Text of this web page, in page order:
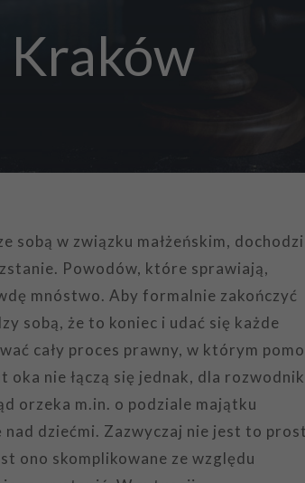
Kraków
sobą w związku małżeńskim, dochodzi
Powodów, które sprawiają,
mnóstwo. Aby formalnie zakończyć
sobą, że to koniec i udać się każde
cały proces prawny, w którym
nie łączą się jednak, dla
orzeka m.in. o podziale majątku
dziećmi. Zazwyczaj nie jest to
ono skomplikowane ze względu